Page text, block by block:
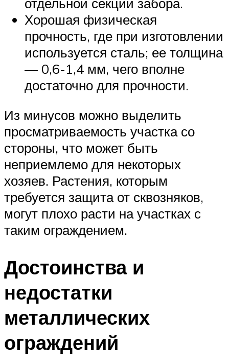
отдельной секции забора.
Хорошая физическая
прочность, где при изготовлении
используется сталь; ее толщина
— 0,6-1,4 мм, чего вполне
достаточно для прочности.
Из минусов можно выделить
просматриваемость участка со
стороны, что может быть
неприемлемо для некоторых
хозяев. Растения, которым
требуется защита от сквозняков,
могут плохо расти на участках с
таким ограждением.
Достоинства и
недостатки
металлических
ограждений